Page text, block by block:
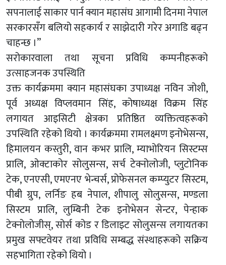
सपनालाई साकार पार्न क्यान महासंघ आगामी दिनमा नेपाल
सरकारसँग बलियो सहकार्य र साझेदारी गरेर अगाडि बढ्न
चाहन्छ ।”
सरोकारवाला तथा सूचना प्रविधि कम्पनीहरूको
उत्साहजनक उपस्थिति
उक्त कार्यक्रममा क्यान महासंघका उपाध्यक्ष नविन जोशी,
पूर्व अध्यक्ष विप्लवमान सिंह, कोषाध्यक्ष विक्रम सिंह
लगायत आइसिटी क्षेत्रका प्रतिष्ठित व्यक्तित्वहरूको
उपस्थिति रहेको थियो । कार्यक्रममा रामलक्ष्मण इनोभेसन्स,
हिमालयन कस्तुरी, वान कभर प्रालि, म्याभोरियन सिस्टम्स
प्रालि, ओक्टाकोर सोलुसन्स, सर्च टेक्नोलोजी, प्लुटोनिक
टेक, एनएसी, एमएनए भेन्चर्स, प्रोफेसनल कम्प्युटर सिस्टम,
पीबी ग्रुप, लर्निङ हब नेपाल, शीपालु सोलुसन्स, मण्डला
सिस्टम प्रालि, लुम्बिनी टेक इनोभेसन सेन्टर, पेन्हाक
टेक्नोलोजीस्, सोर्स कोड र डिलाइट सोलुसन्स लगायतका
प्रमुख सफ्टवेयर तथा प्रविधि सम्बद्ध संस्थाहरूको सक्रिय
सहभागिता रहेको थियो ।